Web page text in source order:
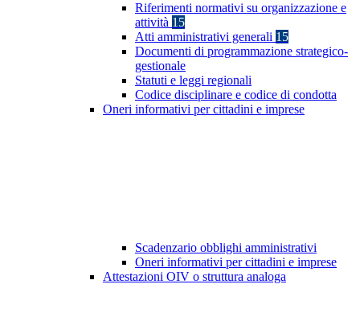
Riferimenti normativi su organizzazione e
attività 15
Atti amministrativi generali 15
Documenti di programmazione strategico-
gestionale
Statuti e leggi regionali
Codice disciplinare e codice di condotta
Oneri informativi per cittadini e imprese
Scadenzario obblighi amministrativi
Oneri informativi per cittadini e imprese
Attestazioni OIV o struttura analoga